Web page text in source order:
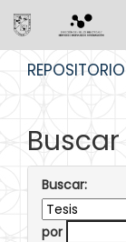
Buscar
Buscar:
por